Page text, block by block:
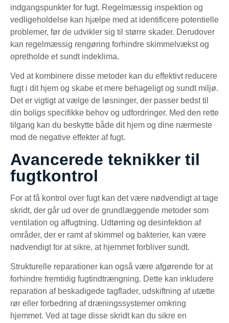
indgangspunkter for fugt. Regelmæssig inspektion og
vedligeholdelse kan hjælpe med at identificere potentielle
problemer, før de udvikler sig til større skader. Derudover
kan regelmæssig rengøring forhindre skimmelvækst og
opretholde et sundt indeklima.
Ved at kombinere disse metoder kan du effektivt reducere
fugt i dit hjem og skabe et mere behageligt og sundt miljø.
Det er vigtigt at vælge de løsninger, der passer bedst til
din boligs specifikke behov og udfordringer. Med den rette
tilgang kan du beskytte både dit hjem og dine nærmeste
mod de negative effekter af fugt.
Avancerede teknikker til
fugtkontrol
For at få kontrol over fugt kan det være nødvendigt at tage
skridt, der går ud over de grundlæggende metoder som
ventilation og affugtning. Udtørring og desinfektion af
områder, der er ramt af skimmel og bakterier, kan være
nødvendigt for at sikre, at hjemmet forbliver sundt.
Strukturelle reparationer kan også være afgørende for at
forhindre fremtidig fugtindtrængning. Dette kan inkludere
reparation af beskadigede tagflader, udskiftning af utætte
rør eller forbedring af dræningssystemer omkring
hjemmet. Ved at tage disse skridt kan du sikre en